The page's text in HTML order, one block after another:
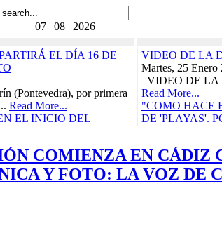
07 | 08 | 2026
EL DÍA 16 DE
(Pontevedra), por primera
Read More...
EL INICIO DEL
de Elcano" zarpó el pasado
Read More...
PRO-
EL
VIDEO DE LA
Martes, 25 Enero
VIDEO DE LA
Read More...
"COMO HACE
DE 'PLAYAS'.
CARIBE
Miércoles, 29
Vida a bordo, 25
COMIENZA EN CÁDIZ
Y FOTO: LA VOZ DE